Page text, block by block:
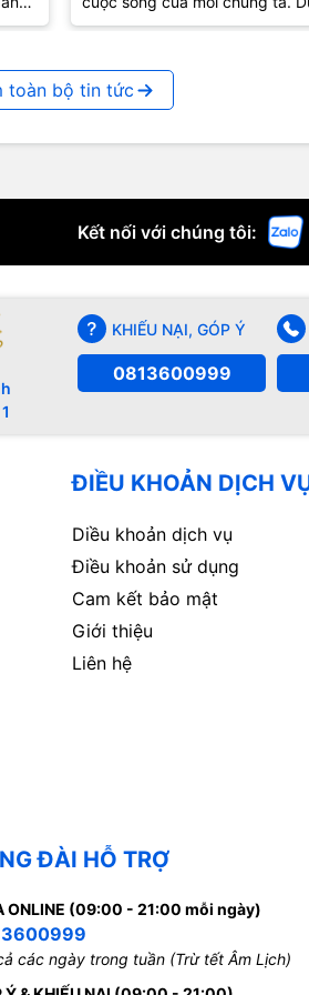
lúc vui hay buồn, âm nhạc luôn
toàn bộ tin tức
Kết nối với chúng tôi:
KHIẾU NẠI, GÓP Ý
0813600999
ĐIỀU KHOẢN DỊCH
Diều khoản dịch vụ
Điều khoản sử dụng
Cam kết bảo mật
Giới thiệu
Liên hệ
ĐÀI HỖ TRỢ
ONLINE (09:00 - 21:00 mỗi ngày)
các ngày trong tuần (Trừ tết Âm Lịch)